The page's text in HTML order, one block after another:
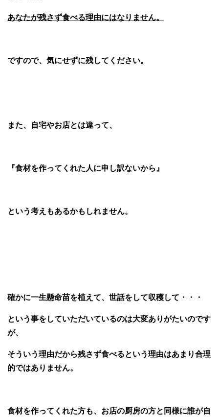
あなたが残さず食べる理由にはなりません。
ですので、気にせずに残してください。
また、自宅やお店とは違って、
『食材を作ってくれた人に申し訳ないから』
という考えもあるかもしれません。
確かに一生懸命苗を植えて、世話をして収穫して・・・
という事をしていただいているのは大変ありがたいのです
が、
そういう理由だから残さず食べるという理由はあまり合理
的ではありません。
食材を作ってくれた方も、お店の厨房の方と同様に誰が自